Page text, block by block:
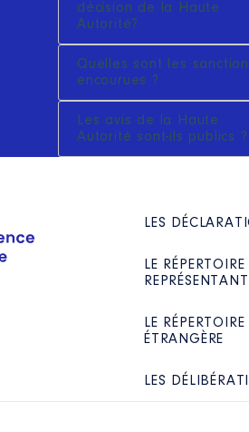
décision de la Haute
Autorité?
Quelles sont les
encourues ?
Les avis de la Haute
Autorité sont-ils publics ?
LES
LE RÉPERTOIRE
LE
ÉTRANGÈRE
LES